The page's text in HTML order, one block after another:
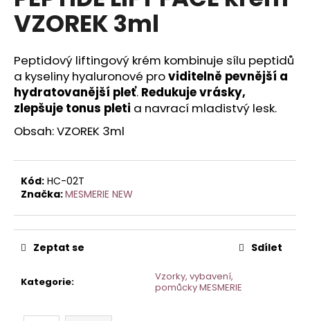
0,0
z
hvězdiček.
VZOREK 3ml
Peptidový liftingový krém kombinuje sílu peptidů
a kyseliny hyaluronové providitelně pevnější a
hydratovanější pleť. Redukuje vrásky,
zlepšuje tonus pleti a navrací mladistvý lesk.
Obsah: VZOREK 3ml
Kód: HC-02T
Značka:MESMERIE NEW
Kategorie:
Vzorky, vybavení,
pomůcky MESMERIE
Zeptat se Sdílet
a
j
í
t
?
HLEDAT
D
o
p